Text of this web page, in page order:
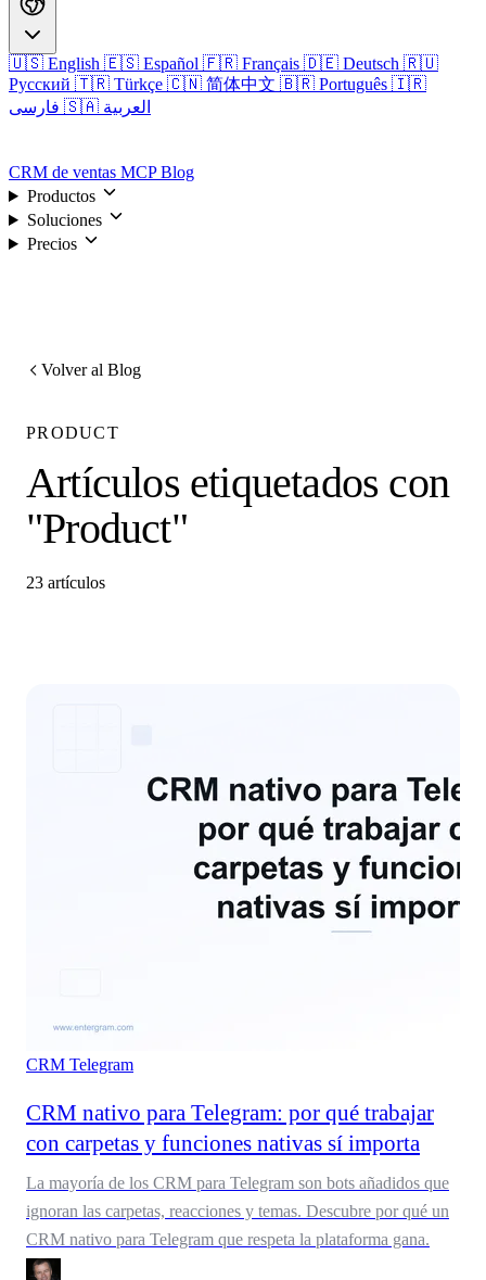
🇺🇸 English 🇪🇸 Español 🇫🇷 Français 🇩🇪 Deutsch 🇷🇺
Русский 🇹🇷 Türkçe 🇨🇳 简体中文 🇧🇷 Português 🇮🇷
🇸🇦 العربية
CRM de ventas MCPBlog
Productos
Soluciones
Precios
Volver al Blog
PRODUCT
Artículos etiquetados con
"Product"
23 artículos
CRM Telegram
CRM nativo para Telegram: por qué trabajar
con carpetas y funciones nativas sí importa
La mayoría de los CRM para Telegram son bots añadidos que
ignoran las carpetas, reacciones y temas. Descubre por qué un
CRM nativo para Telegram que respeta la plataforma gana.